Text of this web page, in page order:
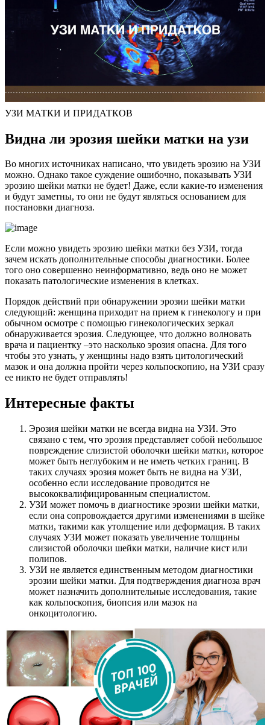
УЗИ МАТКИ И ПРИДАТКОВ
Видна ли эрозия шейки матки на узи
Во многих источниках написано, что увидеть эрозию на УЗИ
можно. Однако такое суждение ошибочно, показывать УЗИ
эрозию шейки матки не будет! Даже, если какие-то изменения
и будут заметны, то они не будут являться основанием для
постановки диагноза.
Если можно увидеть эрозию шейки матки без УЗИ, тогда
зачем искать дополнительные способы диагностики. Более
того оно совершенно неинформативно, ведь оно не может
показать патологические изменения в клетках.
Порядок действий при обнаружении эрозии шейки матки
следующий: женщина приходит на прием к гинекологу и при
обычном осмотре с помощью гинекологических зеркал
обнаруживается эрозия. Следующее, что должно волновать
врача и пациентку –это насколько эрозия опасна. Для того
чтобы это узнать, у женщины надо взять цитологический
мазок и она должна пройти через кольпоскопию, на УЗИ сразу
ее никто не будет отправлять!
Интересные факты
Эрозия шейки матки не всегда видна на УЗИ. Это
связано с тем, что эрозия представляет собой небольшое
повреждение слизистой оболочки шейки матки, которое
может быть неглубоким и не иметь четких границ. В
таких случаях эрозия может быть не видна на УЗИ,
особенно если исследование проводится не
высококвалифицированным специалистом.
УЗИ может помочь в диагностике эрозии шейки матки,
если она сопровождается другими изменениями в шейке
матки, такими как утолщение или деформация. В таких
случаях УЗИ может показать увеличение толщины
слизистой оболочки шейки матки, наличие кист или
полипов.
УЗИ не является единственным методом диагностики
эрозии шейки матки. Для подтверждения диагноза врач
может назначить дополнительные исследования, такие
как кольпоскопия, биопсия или мазок на
онкоцитологию.